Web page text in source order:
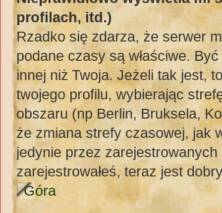
profilach, itd.)
Rzadko się zdarza, że serwer
podane czasy są właściwe.
innej niż Twoja. Jeżeli tak jest,
twojego profilu, wybierając
obszaru (np Berlin, Bruksela,
że zmiana strefy czasowej, jak
jedynie przez
zarejestrowałeś, teraz jest
Góra